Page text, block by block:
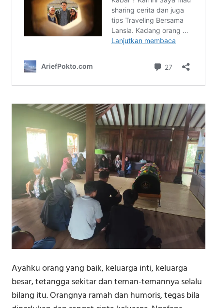
Ayahku orang yang baik, keluarga inti, keluarga
besar, tetangga sekitar dan teman-temannya selalu
bilang itu. Orangnya ramah dan humoris, tegas bila